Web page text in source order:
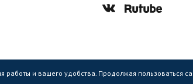
работы и вашего удобства. Продолжая пользоваться